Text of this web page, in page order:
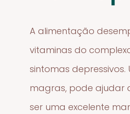
A alimentação
vitaminas do
sintomas
magras, pode ajudar
ser uma excelente